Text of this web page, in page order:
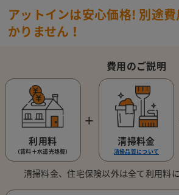
アットインは安心価格! 別途
かりません！
費用のご説明
利用料
（賃料＋水道光熱費）
＋
清掃料金
清掃品質について
清掃料金、住宅保険以外は全て利用料